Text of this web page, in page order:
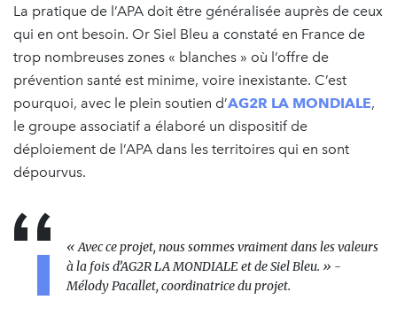
La pratique de l’APA doit être généralisée auprès de ceux
qui en ont besoin. Or Siel Bleu a constaté en France de
trop nombreuses zones « blanches » où l’offre de
prévention santé est minime, voire inexistante. C’est
pourquoi, avec le plein soutien d’AG2R LA MONDIALE,
le groupe associatif a élaboré un dispositif de
déploiement de l’APA dans les territoires qui en sont
dépourvus.
« Avec ce projet, nous sommes vraiment dans les valeurs
à la fois d’AG2R LA MONDIALE et de Siel Bleu. » -
Mélody Pacallet, coordinatrice du projet.